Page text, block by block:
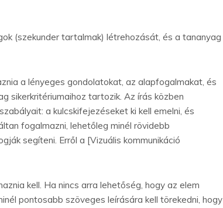
(szekunder tartalmak) létrehozását, és a tananyag
a lényeges gondolatokat, az alapfogalmakat, és
sikerkritériumaihoz tartozik. Az írás közben
a kulcskifejezéseket ki kell emelni, és
fogalmazni, lehetőleg minél rövidebb
segíteni. Erről a [Vizuális kommunikáció
kell. Ha nincs arra lehetőség, hogy az elem
pontosabb szöveges leírására kell törekedni, hogy